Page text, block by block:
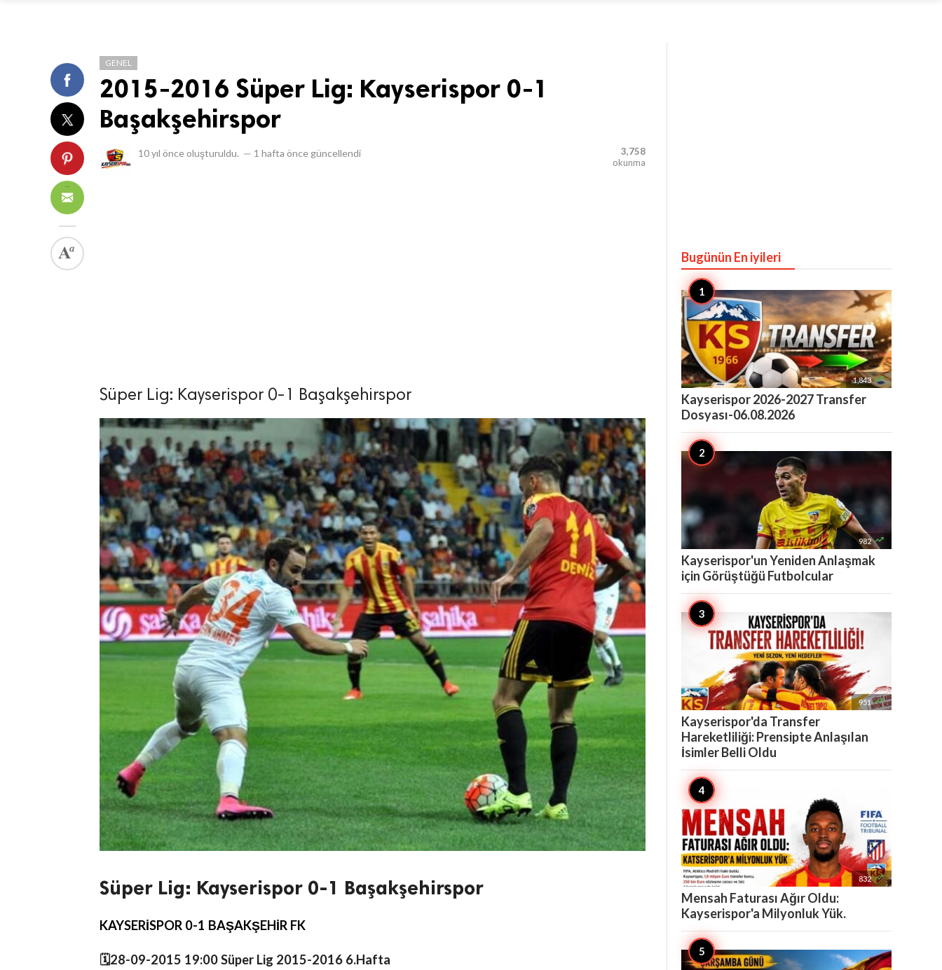
GENEL
2015-2016 Süper Lig: Kayserispor 0-1
Başakşehirspor
10 yıl önce oluşturuldu. — 1 hafta önce güncellendi
3,758
okunma
Süper Lig: Kayserispor 0-1 Başakşehirspor
Süper Lig: Kayserispor 0-1 Başakşehirspor
KAYSERİSPOR 0-1 BAŞAKŞEHİR FK
🗓️28-09-2015 19:00 Süper Lig 2015-2016 6.Hafta
Bugünün En iyileri
1,843 
Kayserispor 2026-2027 Transfer
Dosyası-06.08.2026
982 
Kayserispor'un Yeniden Anlaşmak
için Görüştüğü Futbolcular
951 
Kayserispor'da Transfer
Hareketliliği: Prensipte Anlaşılan
İsimler Belli Oldu
832 
Mensah Faturası Ağır Oldu:
Kayserispor'a Milyonluk Yük.